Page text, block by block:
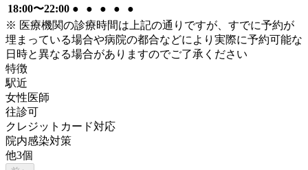
18:00〜22:00 ● ● ● ●
●
※ 医療機関の診療時間は上記の通りですが、すでに予約が
埋まっている場合や病院の都合などにより実際に予約可能な
日時と異なる場合がありますのでご了承ください
特徴
駅近
女性医師
往診可
クレジットカード対応
院内感染対策
他3個